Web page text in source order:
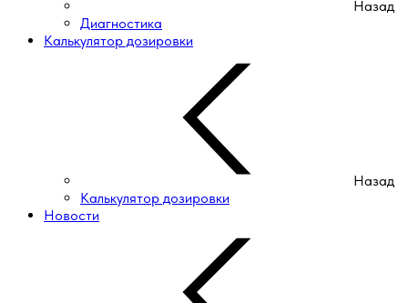
Назад
Диагностика
Калькулятор дозировки
Назад
Калькулятор дозировки
Новости